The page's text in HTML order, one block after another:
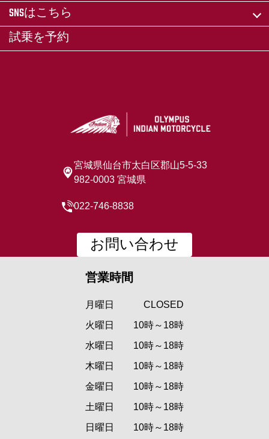
SNSはこちら
試乗を予約
宮城県仙台市太白区郡山5-5-33
982-0003 宮城県
022-746-8838
お問い合わせ
営業時間
月曜日
CLOSED
火曜日
10時～18時
水曜日
10時～18時
木曜日
10時～18時
金曜日
10時～18時
土曜日
10時～18時
日曜日
10時～18時